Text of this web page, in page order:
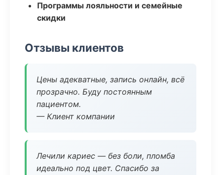
Программы лояльности и семейные
скидки
Отзывы клиентов
Цены адекватные, запись онлайн, всё
прозрачно. Буду постоянным
пациентом.
— Клиент компании
Лечили кариес — без боли, пломба
идеально под цвет. Спасибо за